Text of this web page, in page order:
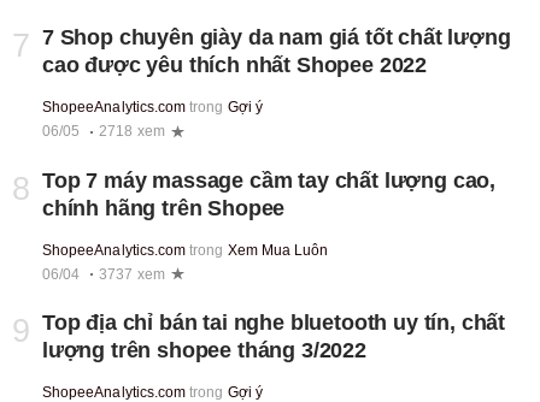
7 7 Shop chuyên giày da nam giá tốt chất lượng
cao được yêu thích nhất Shopee 2022
ShopeeAnalytics.com trong Gợi ý
06/05
2718 xem
8 Top 7 máy massage cầm tay chất lượng cao,
chính hãng trên Shopee
ShopeeAnalytics.com trong Xem Mua Luôn
06/04
3737 xem
9 Top địa chỉ bán tai nghe bluetooth uy tín, chất
lượng trên shopee tháng 3/2022
ShopeeAnalytics.com trong Gợi ý